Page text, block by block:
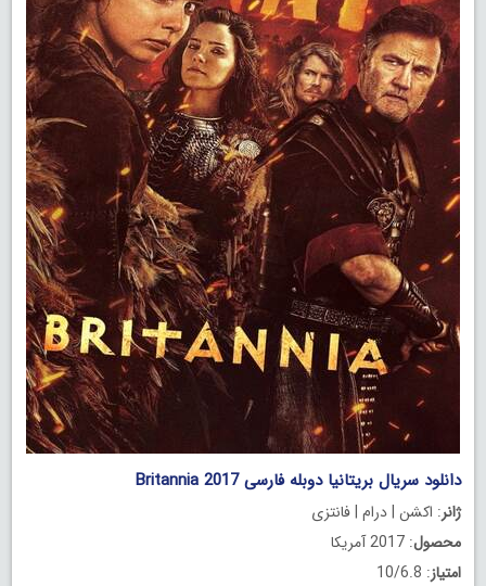
دانلود سریال بریتانیا دوبله فارسی Britannia 2017
ژانر: اکشن | درام | فانتزی
محصول: 2017 آمریکا
امتیاز: 10/6.8